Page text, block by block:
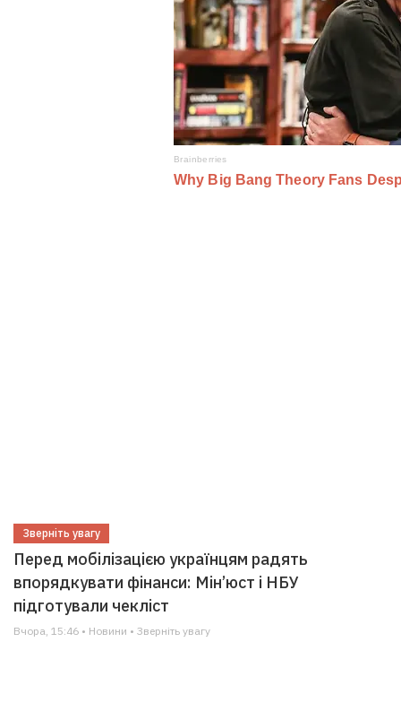
Зверніть увагу
Перед мобілізацією українцям радять
впорядкувати фінанси: Мін’юст і НБУ
підготували чекліст
Вчора, 15:46 • Новини • Зверніть увагу